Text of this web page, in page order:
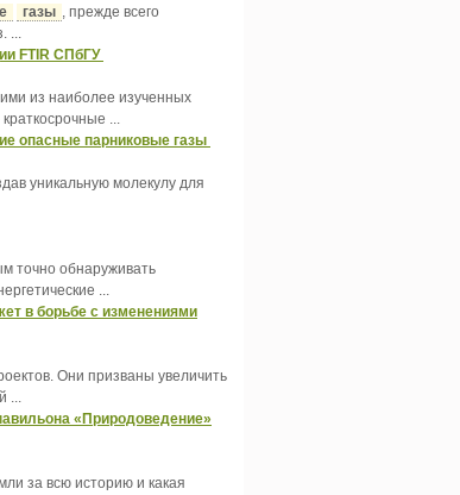
газы , прежде всего
...
FTIR СПбГУ
из наиболее изученных
...
опасные парниковые газы
уникальную молекулу для
точно обнаруживать
...
в борьбе с изменениями
Они призваны увеличить
...
«Природоведение»
за всю историю и какая